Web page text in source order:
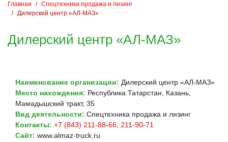
Главная
Спецтехника продажа и лизинг
Дилерский центр «АЛ-МАЗ»
Дилерский центр «АЛ-МАЗ»
Наименование организации: Дилерский центр «АЛ-МАЗ»
Место нахождения: Республика Татарстан, Казань,
Мамадышский тракт, 35
Вид деятельности: Спецтехника продажа и лизинг
Контакты: +7 (843) 211-88-66 211-90-71
Сайт: www.almaz-truck.ru